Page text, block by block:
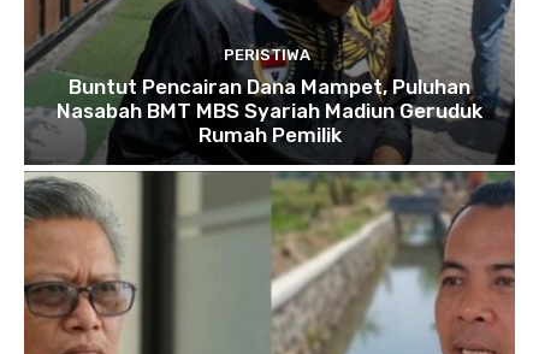
PERISTIWA
Buntut Pencairan Dana Mampet, Puluhan
Nasabah BMT MBS Syariah Madiun Geruduk
Rumah Pemilik